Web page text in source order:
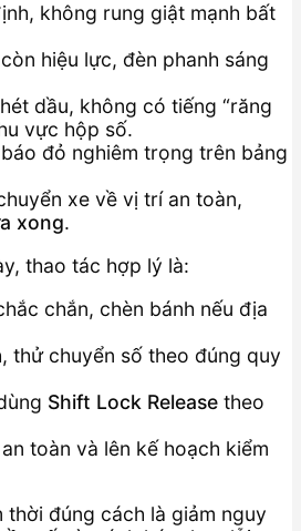
không rung giật mạnh bất
hiệu lực, đèn phanh sáng
dầu, không có tiếng “răng
vực hộp số.
đỏ nghiêm trọng trên bảng
xe về vị trí an toàn,
xong.
thao tác hợp lý là:
chắn, chèn bánh nếu địa
thử chuyển số theo đúng quy
Shift Lock Release theo
toàn và lên kế hoạch kiểm
thời đúng cách là giảm nguy